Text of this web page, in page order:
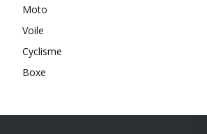
Moto
Voile
Cyclisme
Boxe